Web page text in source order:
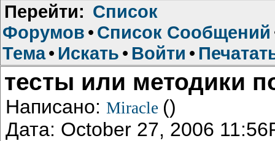
Перейти: Список
Форумов • Список Сообщений
Тема• Искать • Войти •
тесты или методики
Написано: Miracle ()
Дата: October 27, 2006